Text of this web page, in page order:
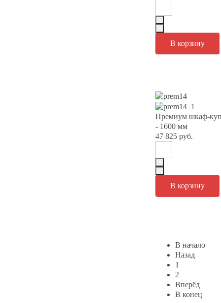
Премиум шкаф-
- 1600 мм
47 825 руб.
В начало
Назад
1
2
Вперёд
В конец